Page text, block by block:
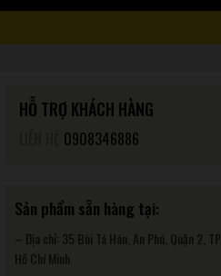
HỖ TRỢ KHÁCH HÀNG
0908346886
Sản phẩm sẵn hàng tại:
– Địa chỉ: 35 Bùi Tá Hán, An Phú, Quận 2, TP.
Hồ Chí Minh